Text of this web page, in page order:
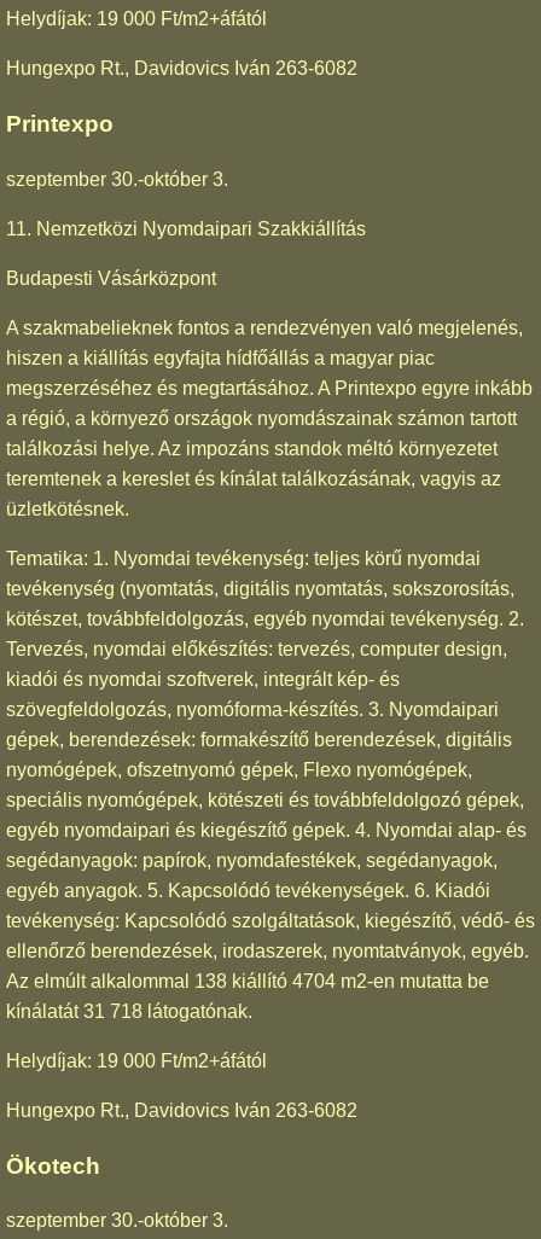
Helydíjak: 19 000 Ft/m2+áfától
Hungexpo Rt., Davidovics Iván 263-6082
Printexpo
szeptember 30.-október 3.
11. Nemzetközi Nyomdaipari Szakkiállítás
Budapesti Vásárközpont
A szakmabelieknek fontos a rendezvényen való megjelenés,
hiszen a kiállítás egyfajta hídfőállás a magyar piac
megszerzéséhez és megtartásához. A Printexpo egyre inkább
a régió, a környező országok nyomdászainak számon tartott
találkozási helye. Az impozáns standok méltó környezetet
teremtenek a kereslet és kínálat találkozásának, vagyis az
üzletkötésnek.
Tematika: 1. Nyomdai tevékenység: teljes körű nyomdai
tevékenység (nyomtatás, digitális nyomtatás, sokszorosítás,
kötészet, továbbfeldolgozás, egyéb nyomdai tevékenység. 2.
Tervezés, nyomdai előkészítés: tervezés, computer design,
kiadói és nyomdai szoftverek, integrált kép- és
szövegfeldolgozás, nyomóforma-készítés. 3. Nyomdaipari
gépek, berendezések: formakészítő berendezések, digitális
nyomógépek, ofszetnyomó gépek, Flexo nyomógépek,
speciális nyomógépek, kötészeti és továbbfeldolgozó gépek,
egyéb nyomdaipari és kiegészítő gépek. 4. Nyomdai alap- és
segédanyagok: papírok, nyomdafestékek, segédanyagok,
egyéb anyagok. 5. Kapcsolódó tevékenységek. 6. Kiadói
tevékenység: Kapcsolódó szolgáltatások, kiegészítő, védő- és
ellenőrző berendezések, irodaszerek, nyomtatványok, egyéb.
Az elmúlt alkalommal 138 kiállító 4704 m2-en mutatta be
kínálatát 31 718 látogatónak.
Helydíjak: 19 000 Ft/m2+áfától
Hungexpo Rt., Davidovics Iván 263-6082
Ökotech
szeptember 30.-október 3.